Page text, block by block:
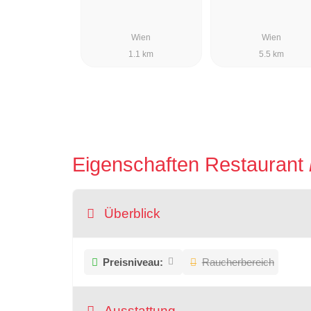
Wien
1.1 km
Wien
5.5 km
Eigenschaften Restaurant
Überblick
Preisniveau: Raucherbereich